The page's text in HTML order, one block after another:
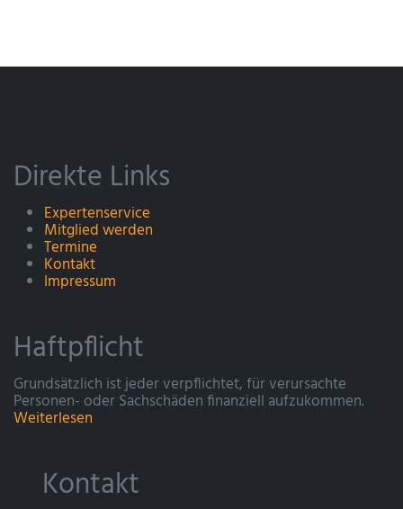
Direkte Links
Expertenservice
Mitglied werden
Termine
Kontakt
Impressum
Haftpflicht
Grundsätzlich ist jeder verpflichtet, für verursachte
Personen- oder Sachschäden finanziell aufzukommen.
Weiterlesen
Kontakt